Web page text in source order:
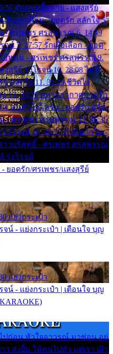
รักสาวเสื้อลาย - แสงสุรีย์
นดินสะเทือน - ยอดรัก สลักใจ 5.
- ศรเพชร ศรสุพรรณ 6. 14:49
น์ 7. 17:57 รักเผื่อเลือก - ยอด
อ้หนุ่ม - ศรเพชร ศรสุพรรณ 9.
สุรีย์ รุ่งโรจน์ 10. 28:08 ไม่มี
สลักใจ 11. 31:29 ชีวิตไอ้
12. 35:26 ทหารอากาศขาดรัก
คนหัวใจโทรม - ยอดรัก สลัก
- ศรเพชร ศรสุพรรณ 15. 46:35
งโรจน์ 16. 49:57 กำนันกำใน -
าวบริสุทธิ์ - ศรเพชร ศรสุพรรณ
รุ่งโรจน์
ยอดรัก/ศรเพชร/แสงสุรีย์
แย่งกระเป๋า
จน์ - แย่งกระเป๋า | เตือนใจ บุญ
แย่งกระเป๋า
จน์ - แย่งกระเป๋า | เตือนใจ บุญ
ไปก่อน หัวใจอาวรณ์ มาซ่อน อยู่
ว ส่งยิ้ม ให้คนไปทั่ว แต่เรา เฝ้า